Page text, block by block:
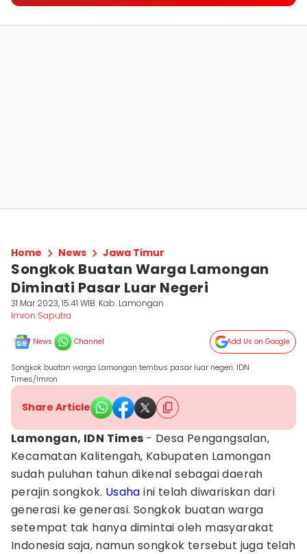
Home News Jawa Timur
Songkok Buatan Warga Lamongan
Diminati Pasar Luar Negeri
31 Mar 2023, 15:41 WIB Kab. Lamongan
Imron Saputra
News Channel Add Us on Google
Songkok buatan warga Lamongan tembus pasar luar negeri. IDN
Times/Imron
Share Article
Lamongan, IDN Times - Desa Pengangsalan,
Kecamatan Kalitengah, Kabupaten Lamongan
sudah puluhan tahun dikenal sebagai daerah
perajin songkok. Usaha ini telah diwariskan dari
generasi ke generasi. Songkok buatan warga
setempat tak hanya dimintai oleh masyarakat
Indonesia saja, namun songkok tersebut juga telah